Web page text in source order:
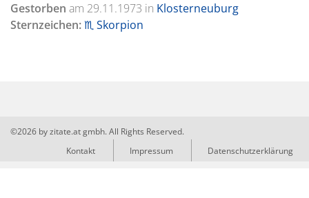
Gestorben am 29.11.1973 in Klosterneuburg
Sternzeichen:♏ Skorpion
©2026 by zitate.at gmbh. All Rights Reserved.
Kontakt
Impressum Datenschutzerklärung